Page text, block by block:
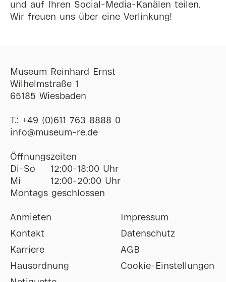
und auf Ihren Social-Media-Kanälen teilen.
Wir freuen uns über eine Verlinkung!
Museum Reinhard Ernst
Wilhelmstraße 1
65185 Wiesbaden
T.: +49 (0)611 763 8888 0
ofni@museum-re de
Öffnungszeiten
Di-So
12:00-18:00 Uhr
Mi
12:00-20:00 Uhr
Montags geschlossen
Anmieten
Kontakt
Karriere
Hausordnung
Impressum
Datenschutz
AGB
Cookie-Einstellungen